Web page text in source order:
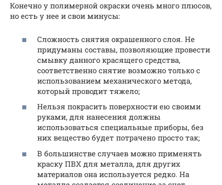
Конечно у полимерной окраски очень много плюсов,
но есть у нее и свои минусы:
Сложность снятия окрашенного слоя. Не
придуманы составы, позволяющие провести
смывку данного красящего средства,
соответственно снятие возможно только с
использованием механического метода,
который проводит тяжело;
Нельзя покрасить поверхности ею своими
руками, для нанесения должны
использоваться специальные приборы, без
них вещество будет потрачено просто так;
В большинстве случаев можно применять
краску ПВХ для металла, для других
материалов она используется редко. На